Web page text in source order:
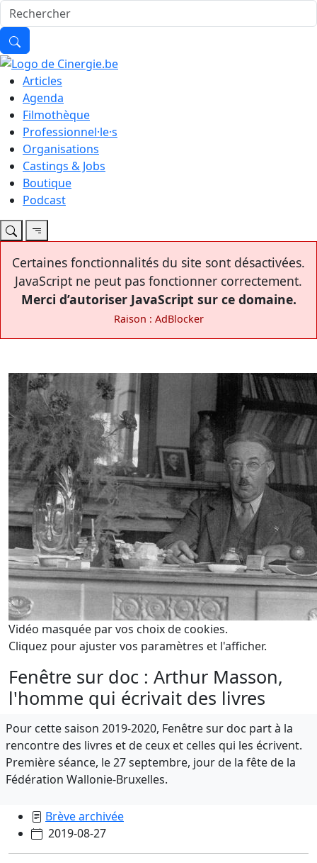
Articles
Agenda
Filmothèque
Professionnel·le·s
Organisations
Castings & Jobs
Boutique
Podcast
Certaines fonctionnalités du site sont désactivées.
JavaScript ne peut pas fonctionner correctement.
Merci d’autoriser JavaScript sur ce domaine.
Raison : AdBlocker
Vidéo masquée par vos choix de cookies.
Cliquez pour ajuster vos paramètres et l'afficher.
Fenêtre sur doc : Arthur Masson,
l'homme qui écrivait des livres
Pour cette saison 2019-2020, Fenêtre sur doc part à la
rencontre des livres et de ceux et celles qui les écrivent.
Première séance, le 27 septembre, jour de la fête de la
Fédération Wallonie-Bruxelles.
Brève archivée
2019-08-27